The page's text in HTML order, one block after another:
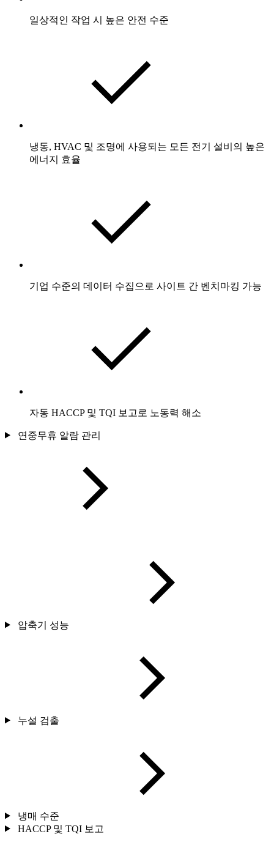
일상적인 작업 시 높은 안전 수준
냉동, HVAC 및 조명에 사용되는 모든 전기 설비의 높은
에너지 효율
기업 수준의 데이터 수집으로 사이트 간 벤치마킹 가능
자동 HACCP 및 TQI 보고로 노동력 해소
연중무휴 알람 관리
압축기 성능
누설 검출
냉매 수준
HACCP 및 TQI 보고